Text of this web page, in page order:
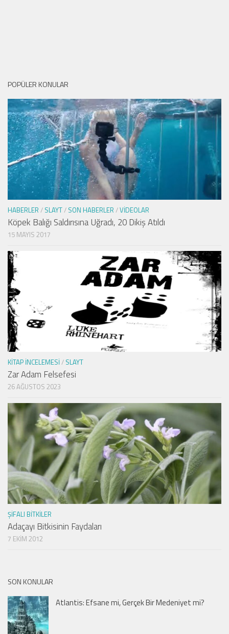
POPÜLER KONULAR
HABERLER / SLAYT/ SON HABERLER /VIDEOLAR
Köpek Balığı Saldırısına Uğradı, 20 Dikiş Atıldı
15 MAYIS 2017
KITAP İNCELEMESI/ SLAYT
Zar Adam Felsefesi
26 AĞUSTOS 2023
ŞIFALI BITKILER
Adaçayı Bitkisinin Faydaları
7 EKIM 2012
SON KONULAR
Atlantis: Efsane mi, Gerçek Bir Medeniyet mi?